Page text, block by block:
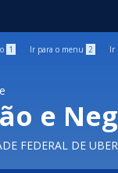
1 Ir para o menu 2 Ir
e
FEDERAL DE